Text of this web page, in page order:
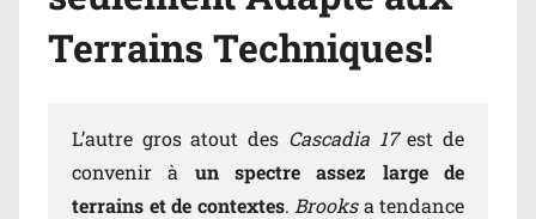
Terrains Techniques!
L’autre gros atout des Cascadia 17est de
convenir à un spectre assez large de
terrains et de contextes. Brooksa tendance